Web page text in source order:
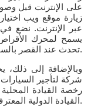
على الإنترنت قبل
زيارة موقع ويب
يسمح لمحرك
تحدث عند القصر بالسيارة.
وبالإضافة إلى
شركة لتأجير
رخصة القيادة
القيادة الدولية المعترف بها في أي مكان في العالم.